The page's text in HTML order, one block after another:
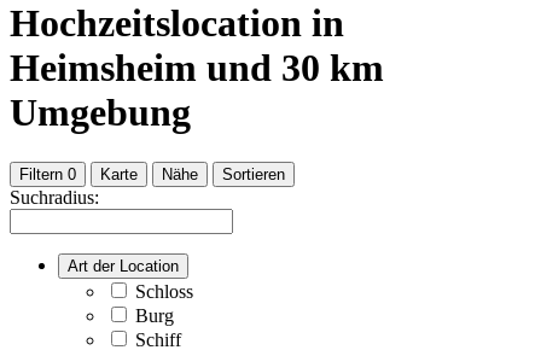
Hochzeitslocation in
Heimsheim und 30 km
Umgebung
Filtern 0 Karte Nähe Sortieren
Suchradius:
Art der Location
Schloss
Burg
Schiff